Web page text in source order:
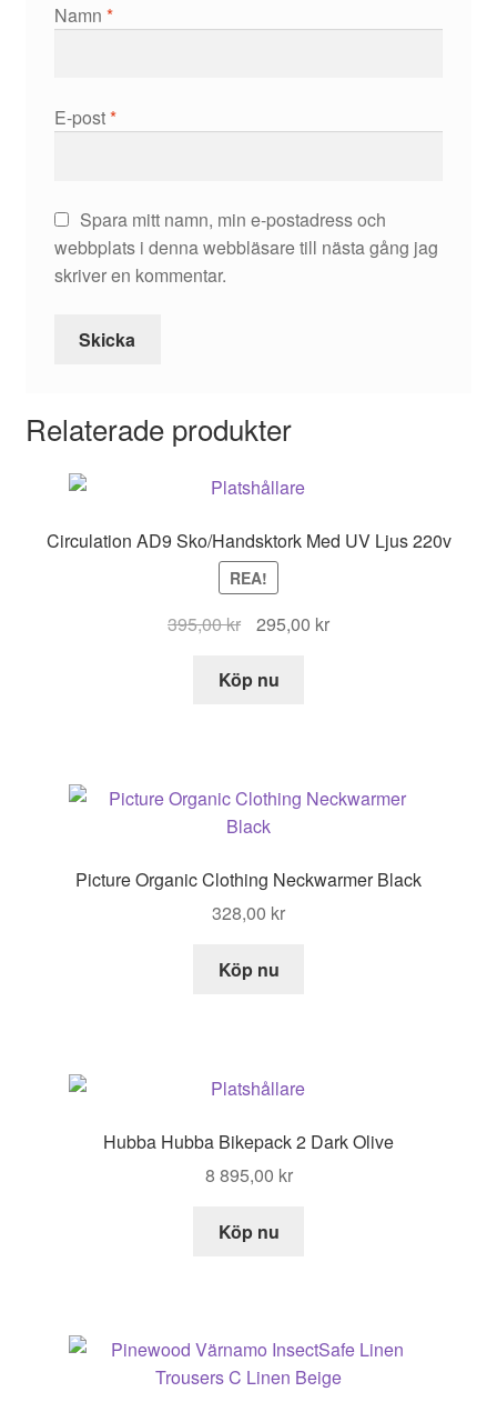
Namn *
E-post*
Spara mitt namn, min e-postadress och
webbplats i denna webbläsare till nästa gång jag
skriver en kommentar.
Relaterade produkter
Circulation AD9 Sko/Handsktork Med UV Ljus 220v
REA!
395,00kr
Det
priset
295,00 krDet
Köp nu
Picture Organic Clothing Neckwarmer Black
328,00 kr
Köp nu
Hubba Hubba Bikepack 2 Dark Olive
8 895,00 kr
Köp nu